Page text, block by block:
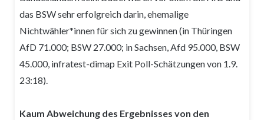
das BSW sehr erfolgreich darin, ehemalige
Nichtwähler*innen für sich zu gewinnen (in Thüringen
AfD 71.000; BSW 27.000; in Sachsen, Afd 95.000, BSW
45.000, infratest-dimap Exit Poll-Schätzungen von 1.9.
23:18).
Kaum Abweichung des Ergebnisses von den